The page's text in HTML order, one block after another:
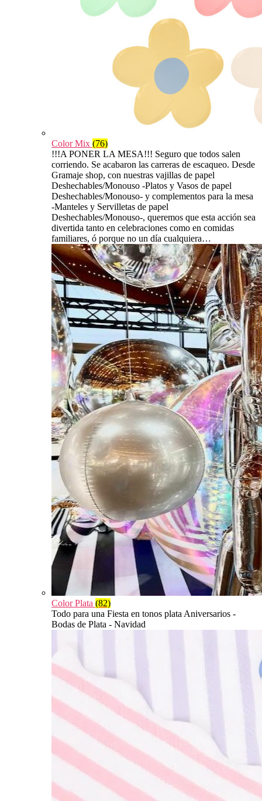
Color Mix (76)
!!!A PONER LA MESA!!! Seguro que todos salen
corriendo. Se acabaron las carreras de escaqueo. Desde
Gramaje shop, con nuestras vajillas de papel
Deshechables/Monouso -Platos y Vasos de papel
Deshechables/Monouso- y complementos para la mesa
-Manteles y Servilletas de papel
Deshechables/Monouso-, queremos que esta acción sea
divertida tanto en celebraciones como en comidas
familiares, ó porque no un día cualquiera…
Color Plata (82)
Todo para una Fiesta en tonos plata Aniversarios -
Bodas de Plata - Navidad